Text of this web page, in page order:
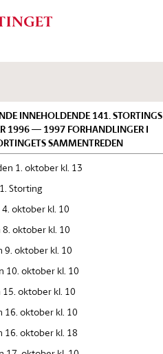
INNEHOLDENDE 141. STORTINGS
1996 — 1997 FORHANDLINGER I
SAMMENTREDEN
1. oktober kl. 13
Storting
oktober kl. 10
oktober kl. 10
9. oktober kl. 10
10. oktober kl. 10
oktober kl. 10
16. oktober kl. 10
16. oktober kl. 18